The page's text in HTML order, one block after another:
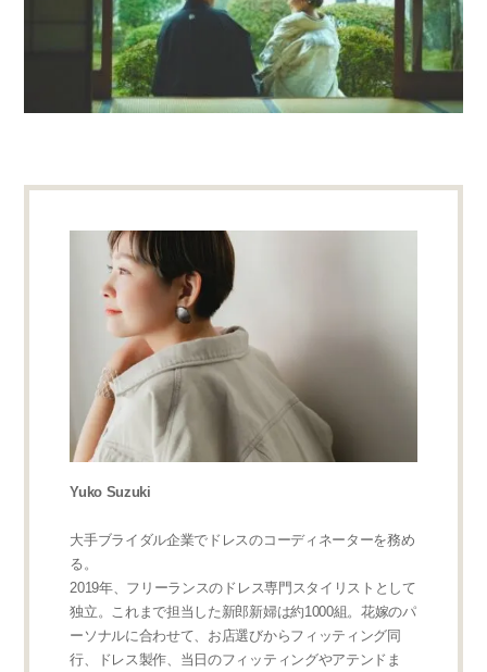
Yuko Suzuki
大手ブライダル企業でドレスのコーディネーターを務め
る。
2019年、フリーランスのドレス専門スタイリストとして
独立。これまで担当した新郎新婦は約1000組。花嫁のパ
ーソナルに合わせて、お店選びからフィッティング同
行、ドレス製作、当日のフィッティングやアテンドま